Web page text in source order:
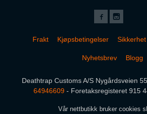
Frakt Kjøpsbetingelser
Nyhetsbrev Blogg
Deathtrap Customs A/S Nygårdsveien
64946609 - Foretaksregisteret 915
Vår nettbutikk bruker cookies